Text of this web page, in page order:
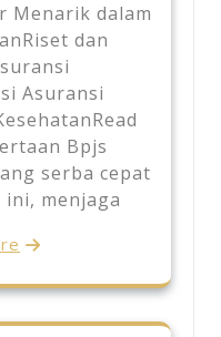
Menarik dalam
dan
Asuransi
Bpjs
serba cepat
menjaga